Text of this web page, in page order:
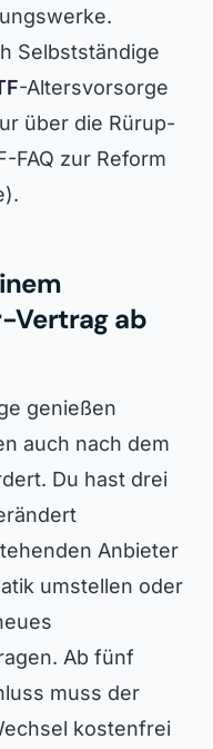
Selbstständige
-Altersvorsorge
über die Rürup-
FAQ zur Reform
Vertrag ab
genießen
auch nach dem
Du hast drei
Anbieter
umstellen oder
Ab fünf
muss der
kostenfrei